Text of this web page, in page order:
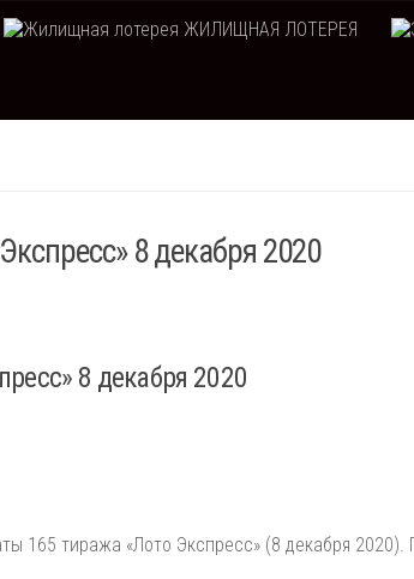
ЖИЛИЩНАЯ ЛОТЕРЕЯ
8 декабря 2020
8 декабря 2020
165 тиража «Лото Экспресс» (8 декабря